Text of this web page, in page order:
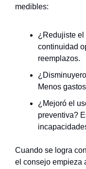
medibles:
¿Redujiste el
continuidad
reemplazos.
Menos
¿Mejoró el
preventiva?
Cuando se logra
el consejo empieza